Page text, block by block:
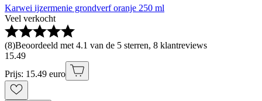
Karwei ijzermenie grondverf oranje 250 ml
Veel verkocht
(8)Beoordeeld met 4.1 van de 5 sterren, 8 klantreviews
15.49
Prijs: 15.49 euro